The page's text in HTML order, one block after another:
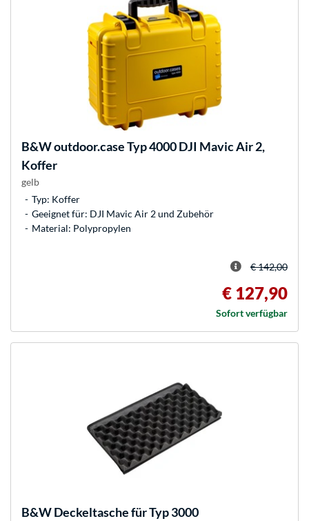
B&Woutdoor.case Typ 4000 DJI Mavic Air 2,
Koffer
gelb
Typ: Koffer
Geeignet für: DJI Mavic Air 2 und Zubehör
Material: Polypropylen
€ 142,00
€ 127,90
Sofort verfügbar
B&WDeckeltasche für Typ 3000